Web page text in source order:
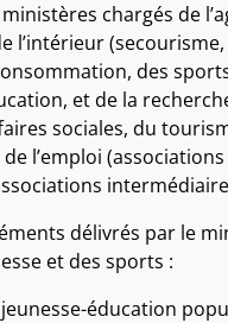
chargés de
l’intérieur
des
et de la
sociales, du
l’emploi
délivrés par le
et des sports :
jeunesse-éducation